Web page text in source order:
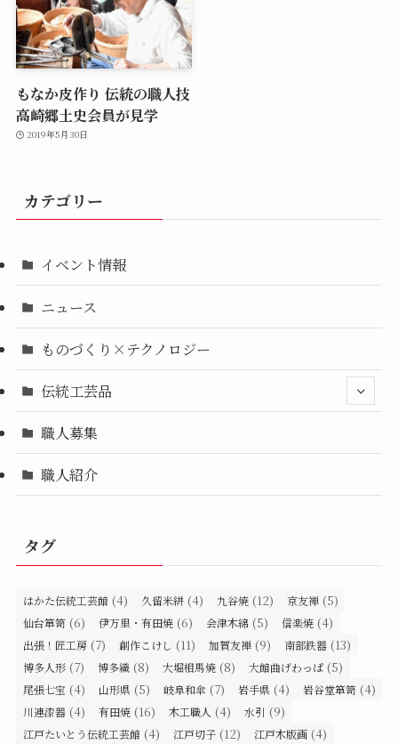
もなか皮作り 伝統の職人技
高崎郷土史会員が見学
2019年5月30日
カテゴリー
イベント情報
ニュース
ものづくり×テクノロジー
伝統工芸品
職人募集
職人紹介
タグ
はかた伝統工芸館 (4) 久留米絣 (4) 九谷焼 (12) 京友禅 (5)
仙台箪笥 (6) 伊万里・有田焼 (6) 会津木綿 (5) 信楽焼 (4)
出張！匠工房 (7) 創作こけし (11) 加賀友禅 (9) 南部鉄器 (13)
博多人形 (7) 博多織 (8) 大堀相馬焼 (8) 大館曲げわっぱ (5)
尾張七宝 (4) 山形県 (5) 岐阜和傘 (7) 岩手県 (4) 岩谷堂箪笥 (4)
川連漆器 (4) 有田焼 (16) 木工職人 (4) 水引 (9)
江戸たいとう伝統工芸館 (4) 江戸切子 (12) 江戸木版画 (4)